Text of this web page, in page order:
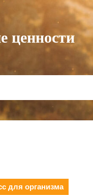
ценности
для организма